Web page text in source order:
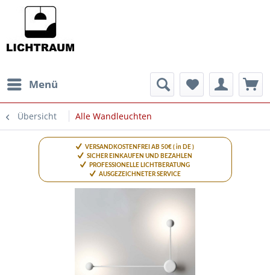
Menü
Übersicht Alle Wandleuchten
VERSANDKOSTENFREI AB 50€ ( in DE )
SICHER EINKAUFEN UND BEZAHLEN
PROFESSIONELLE LICHTBERATUNG
AUSGEZEICHNETER SERVICE